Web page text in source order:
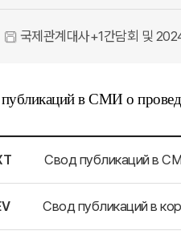
국제관계대사+1간담회 및
в СМИ о
Свод публикаций в